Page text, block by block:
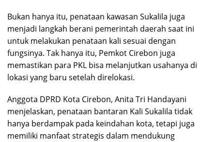
Bukan hanya itu, penataan kawasan Sukalila juga
menjadi langkah berani pemerintah daerah saat ini
untuk melakukan penataan kali sesuai dengan
fungsinya. Tak hanya itu, Pemkot Cirebon juga
memastikan para PKL bisa melanjutkan usahanya di
lokasi yang baru setelah direlokasi.
Anggota DPRD Kota Cirebon, Anita Tri Handayani
menjelaskan, penataan bantaran Kali Sukalila tidak
hanya berdampak pada keindahan kota, tetapi juga
memiliki manfaat strategis dalam mendukung